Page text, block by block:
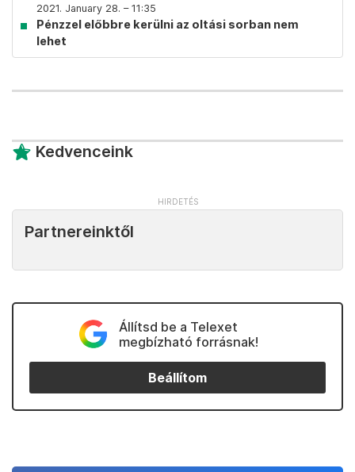
2021. January 28. – 11:35
Pénzzel előbbre kerülni az oltási sorban nem
lehet
Kedvenceink
Partnereinktől
Állítsd be a Telexet
megbízható forrásnak!
Beállítom